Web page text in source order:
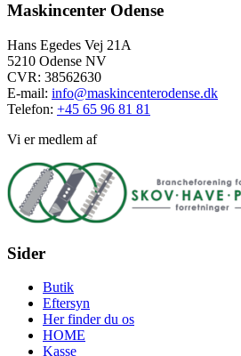
Maskincenter Odense
Hans Egedes Vej 21A
5210 Odense NV
CVR: 38562630
E-mail: info@maskincenterodense.dk
Telefon: +45 65 96 81 81
Vi er medlem af
Sider
Butik
Eftersyn
Her finder du os
HOME
Kasse